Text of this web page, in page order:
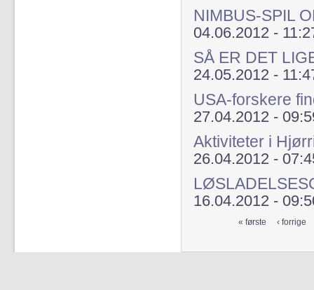
NIMBUS-SPIL
04.06.2012 -
SÅ ER DET
24.05.2012 -
USA-forskere
27.04.2012 -
Aktiviteter i
26.04.2012 -
16.04.2012 -
« første ‹ forrige